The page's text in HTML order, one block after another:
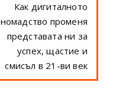
Как дигиталното
номадство променя
представата ни за
успех, щастие и
смисъл в 21-ви век